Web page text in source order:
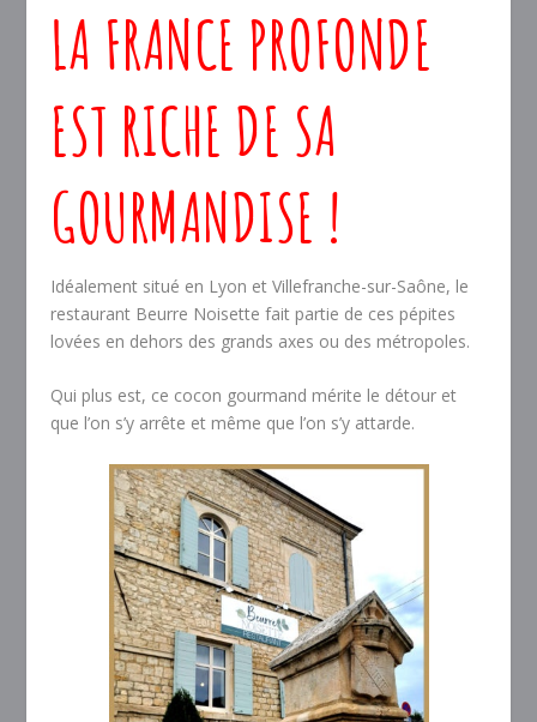
LA FRANCE PROFONDE
EST RICHE DE SA
GOURMANDISE !
Idéalement situé en Lyon et Villefranche-sur-Saône, le
restaurant Beurre Noisette fait partie de ces pépites
lovées en dehors des grands axes ou des métropoles.
Qui plus est, ce cocon gourmand mérite le détour et
que l’on s’y arrête et même que l’on s’y attarde.